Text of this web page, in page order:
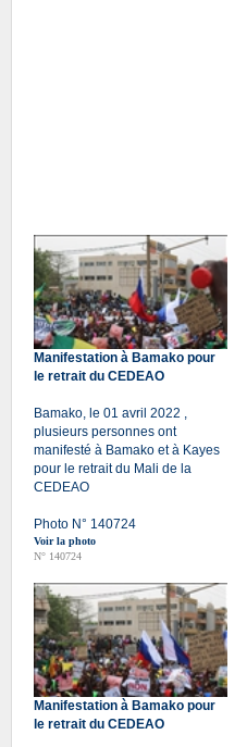
Manifestation à Bamako pour
le retrait du CEDEAO
Bamako, le 01 avril 2022 ,
plusieurs personnes ont
manifesté à Bamako et à Kayes
pour le retrait du Mali de la
CEDEAO
Photo N° 140724
Voir la photo
N° 140724
Manifestation à Bamako pour
le retrait du CEDEAO